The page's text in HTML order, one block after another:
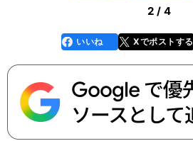
2 / 4
faceboo
k
いいね Xでポストする
line